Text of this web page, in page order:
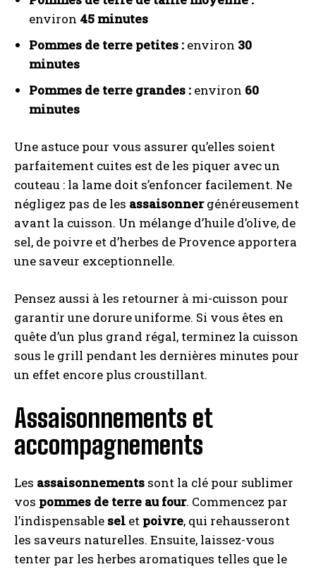
environ 45 minutes
Pommes de terre petites : environ 30
minutes
Pommes de terre grandes : environ 60
minutes
Une astuce pour vous assurer qu’elles soient
parfaitement cuites est de les piquer avec un
couteau : la lame doit s’enfoncer facilement. Ne
négligez pas de les assaisonnergénéreusement
avant la cuisson. Un mélange d’huile d’olive, de
sel, de poivre et d’herbes de Provence apportera
une saveur exceptionnelle.
Pensez aussi à les retourner à mi-cuisson pour
garantir une dorure uniforme. Si vous êtes en
quête d’un plus grand régal, terminez la cuisson
sous le grill pendant les dernières minutes pour
un effet encore plus croustillant.
Assaisonnements et
accompagnements
Les assaisonnements sont la clé pour sublimer
vos pommes de terre au four. Commencez par
l’indispensable sel et poivre, qui rehausseront
les saveurs naturelles. Ensuite, laissez-vous
tenter par les herbes aromatiques telles que le